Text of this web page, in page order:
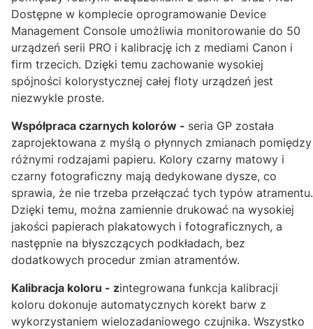
Dostępne w komplecie oprogramowanie Device
Management Console umożliwia monitorowanie do 50
urządzeń serii PRO i kalibrację ich z mediami Canon i
firm trzecich. Dzięki temu zachowanie wysokiej
spójności kolorystycznej całej floty urządzeń jest
niezwykle proste.
Współpraca czarnych kolorów - seria GP została
zaprojektowana z myślą o płynnych zmianach pomiędzy
różnymi rodzajami papieru. Kolory czarny matowy i
czarny fotograficzny mają dedykowane dysze, co
sprawia, że nie trzeba przełączać tych typów atramentu.
Dzięki temu, można zamiennie drukować na wysokiej
jakości papierach plakatowych i fotograficznych, a
następnie na błyszczących podkładach, bez
dodatkowych procedur zmian atramentów.
Kalibracja koloru - zintegrowana funkcja kalibracji
koloru dokonuje automatycznych korekt barw z
wykorzystaniem wielozadaniowego czujnika. Wszystko